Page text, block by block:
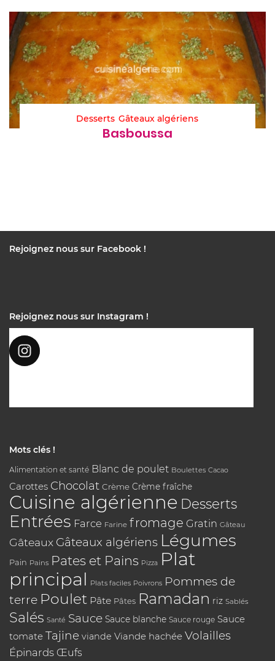
Desserts Gâteaux algériens
Basboussa
Rejoignez nous sur Facebook !
Rejoignez nous sur Instagram !
Mots clés !
Alimentation et santé Blanc de poulet Boulettes Cacao
Carottes Chocolat Crème Crème fraîche
Cuisine algérienne Desserts
Entrées Farce Farine fromage Gratin Gâteau
Gâteaux Gâteaux algériens Légumes
Pain Pains Pates et Pains Pizza Plat
principal Plats faciles Poivrons Pommes de
terre Poulet Pâte Pâtes Ramadan riz Sablés
Salés Santé Sauce Sauce blanche Sauce rouge Sauce
tomate Tajine viande Viande hachée Volailles
Épinards Œufs